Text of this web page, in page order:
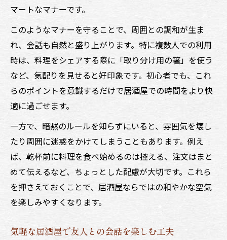
マートなマナーです。
このようなマナーを守ることで、周囲との調和が生ま
れ、会話も自然と盛り上がります。特に複数人での利用
時は、料理をシェアする際に「取り分け用の箸」を使う
など、気配りを見せると好印象です。初心者でも、これ
らのポイントを意識するだけで居酒屋での時間をより快
適に過ごせます。
一方で、暗黙のルールを知らずにいると、雰囲気を壊し
たり周囲に迷惑をかけてしまうこともあります。例え
ば、乾杯前に料理を食べ始めるのは控える、注文はまと
めて伝えるなど、ちょっとした配慮が大切です。これら
を押さえておくことで、居酒屋ならではの和やかな空気
を楽しみやすくなります。
気軽な居酒屋で友人との会話を楽しむ工夫